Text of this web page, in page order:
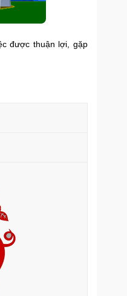
được thuận lợi, gặp